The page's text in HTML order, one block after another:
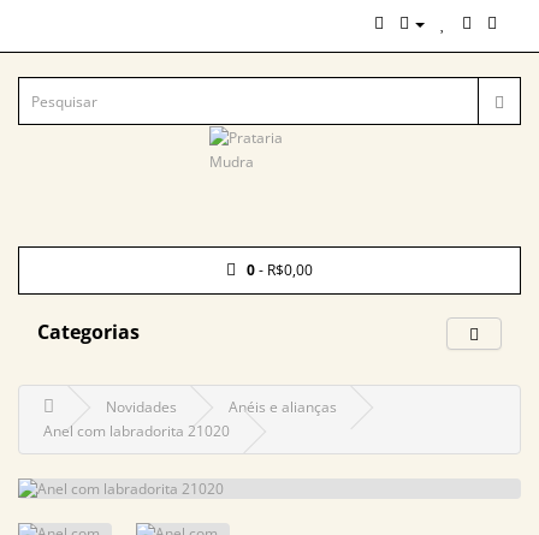
0- R$0,00
Categorias
Novidades
Anéis e alianças
Anel com labradorita 21020